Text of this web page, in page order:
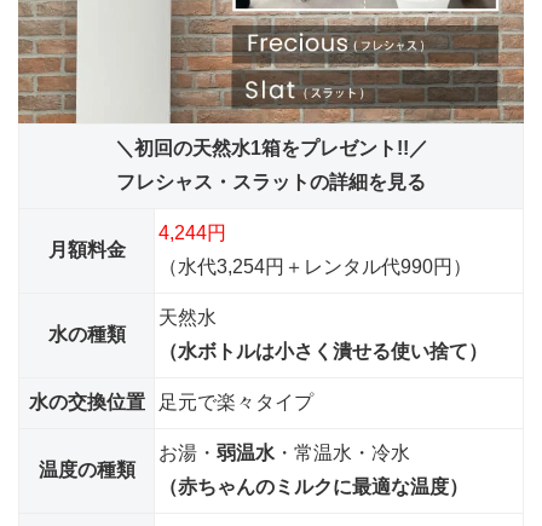
＼初回の天然水1箱をプレゼント!!／
フレシャス・スラットの詳細を見る
月額料金
4,244円
（水代3,254円＋レンタル代990円）
水の種類
天然水
（水ボトルは小さく潰せる使い捨て）
水の交換位置 足元で楽々タイプ
温度の種類
お湯・ 弱温水 ・常温水・冷水
（赤ちゃんのミルクに最適な温度）